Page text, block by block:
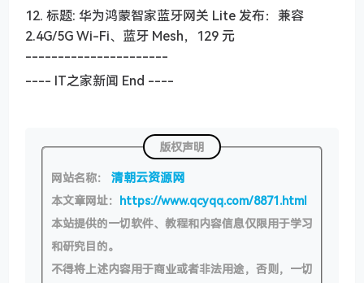
12. 标题: 华为鸿蒙智家蓝牙网关 Lite 发布：兼容
2.4G/5G Wi-Fi、蓝牙 Mesh，129 元
----------------------
---- IT之家新闻 End ----
版权声明
网站名称： 清朝云资源网
本文章网址： https://www.qcyqq.com/8871.html
本站提供的一切软件、教程和内容信息仅限用于学习
和研究目的。
不得将上述内容用于商业或者非法用途，否则，一切